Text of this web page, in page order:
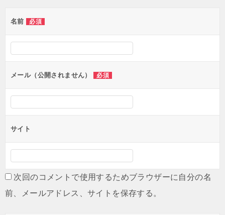
ー
シ
ン
名前 必須
メール（公開されません） 必須
サイト
次回のコメントで使用するためブラウザーに自分の名
前、メールアドレス、サイトを保存する。